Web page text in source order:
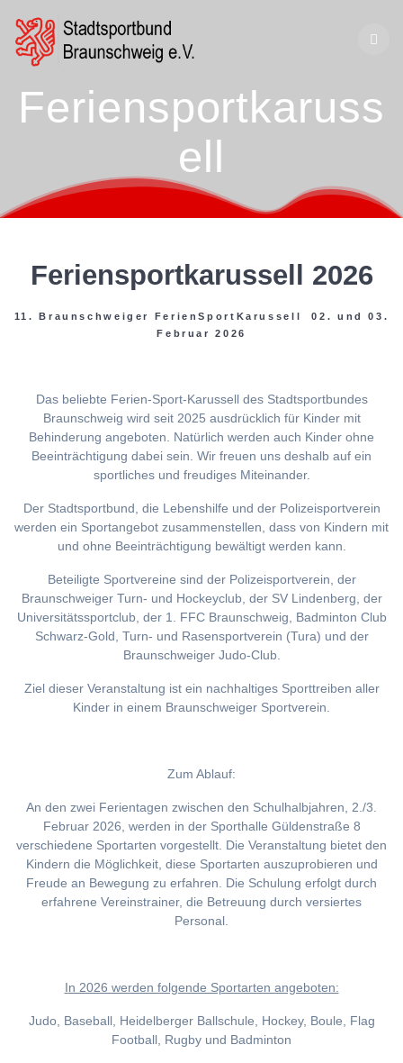
Feriensportkaruss
ell
Feriensportkarussell 2026
11. Braunschweiger FerienSportKarussell 02. und 03.
Februar 2026
Das beliebte Ferien-Sport-Karussell des Stadtsportbundes
Braunschweig wird seit 2025 ausdrücklich für Kinder mit
Behinderung angeboten. Natürlich werden auch Kinder ohne
Beeinträchtigung dabei sein. Wir freuen uns deshalb auf ein
sportliches und freudiges Miteinander.
Der Stadtsportbund, die Lebenshilfe und der Polizeisportverein
werden ein Sportangebot zusammenstellen, dass von Kindern mit
und ohne Beeinträchtigung bewältigt werden kann.
Beteiligte Sportvereine sind der Polizeisportverein, der
Braunschweiger Turn- und Hockeyclub, der SV Lindenberg, der
Universitätssportclub, der 1. FFC Braunschweig, Badminton Club
Schwarz-Gold, Turn- und Rasensportverein (Tura) und der
Braunschweiger Judo-Club.
Ziel dieser Veranstaltung ist ein nachhaltiges Sporttreiben aller
Kinder in einem Braunschweiger Sportverein.
Zum Ablauf:
An den zwei Ferientagen zwischen den Schulhalbjahren, 2./3.
Februar 2026, werden in der Sporthalle Güldenstraße 8
verschiedene Sportarten vorgestellt. Die Veranstaltung bietet den
Kindern die Möglichkeit, diese Sportarten auszuprobieren und
Freude an Bewegung zu erfahren. Die Schulung erfolgt durch
erfahrene Vereinstrainer, die Betreuung durch versiertes
Personal.
In 2026 werden folgende Sportarten angeboten:
Judo, Baseball, Heidelberger Ballschule, Hockey, Boule, Flag
Football, Rugby und Badminton